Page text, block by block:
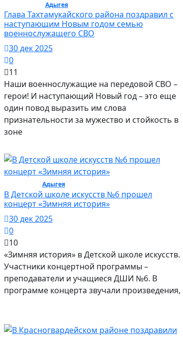
Адыгея/ Общество
Глава Тахтамукайского района поздравил с
наступающим Новым годом семью
военнослужащего СВО
30 дек 2025
0
11
Наши военнослужащие на передовой СВО –
герои! И наступающий Новый год – это еще
один повод выразить им слова
признательности за мужество и стойкость в
зоне
Адыгея/ Культура
В Детской школе искусств №6 прошел
концерт «Зимняя история»
30 дек 2025
0
10
«Зимняя история» в Детской школе искусств.
Участники концертной программы –
преподаватели и учащиеся ДШИ №6. В
программе концерта звучали произведения,